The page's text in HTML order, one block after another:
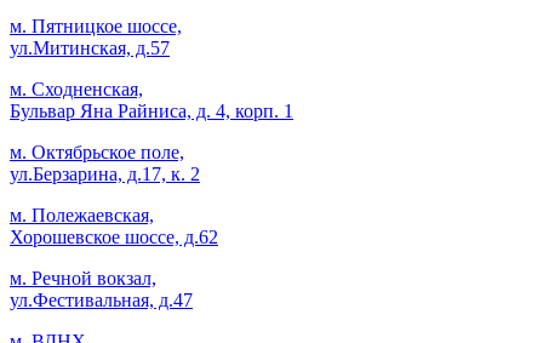
м. Пятницкое шоссе,
ул.Митинская, д.57
м. Сходненская,
Бульвар Яна Райниса, д. 4, корп. 1
м. Октябрьское поле,
ул.Берзарина, д.17, к. 2
м. Полежаевская,
Хорошевское шоссе, д.62
м. Речной вокзал,
ул.Фестивальная, д.47